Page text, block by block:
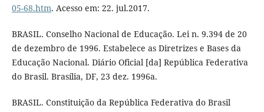
05-68.htm. Acesso em: 22. jul.2017.
BRASIL. Conselho Nacional de Educação. Lei n. 9.394 de 20
de dezembro de 1996. Estabelece as Diretrizes e Bases da
Educação Nacional. Diário Oficial [da] República Federativa
do Brasil. Brasília, DF, 23 dez. 1996a.
BRASIL. Constituição da República Federativa do Brasil